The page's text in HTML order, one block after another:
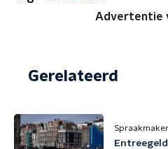
Advertentie
Gerelateerd